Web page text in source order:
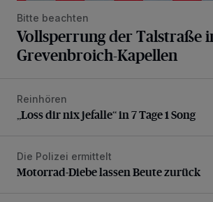
Bitte beachten
Vollsperrung der Talstraße
Grevenbroich-Kapellen
„Loss dir nix jefalle“ in 7 Tage 1 Song
Reinhören
„Loss dir nix jefalle“ in 7 Tage 1 Song
Motorrad-Diebe lassen Beute zurück
Die Polizei ermittelt
Motorrad-Diebe lassen Beute zurück